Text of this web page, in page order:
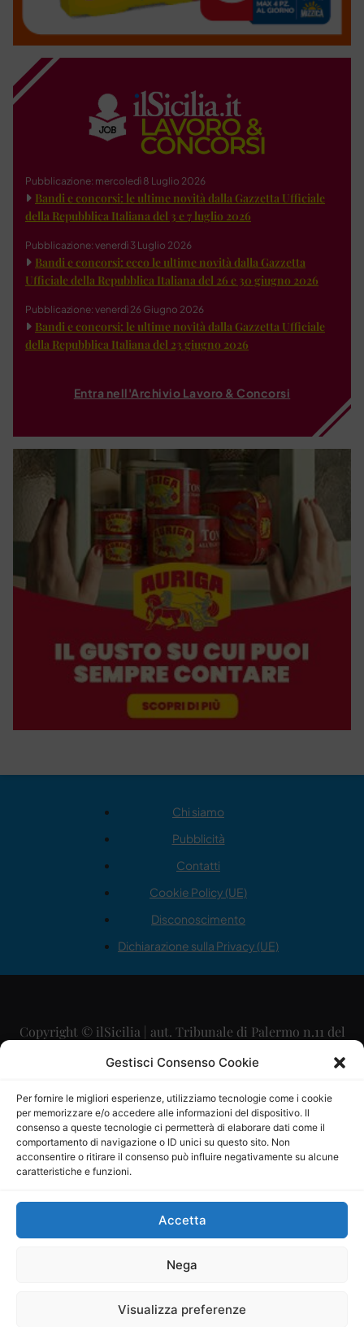
Gestisci Consenso Cookie
Per fornire le migliori esperienze, utilizziamo tecnologie come i cookie
per memorizzare e/o accedere alle informazioni del dispositivo. Il
consenso a queste tecnologie ci permetterà di elaborare dati come il
comportamento di navigazione o ID unici su questo sito. Non
acconsentire o ritirare il consenso può influire negativamente su alcune
caratteristiche e funzioni.
Accetta
Nega
Visualizza preferenze
Pubblicazione: mercoledì 8 Luglio 2026
Bandi e concorsi: le ultime novità dalla Gazzetta Ufficiale
della Repubblica Italiana del 3 e 7 luglio 2026
Pubblicazione: venerdì 3 Luglio 2026
Bandi e concorsi: ecco le ultime novità dalla Gazzetta
Ufficiale della Repubblica Italiana del 26 e 30 giugno 2026
Pubblicazione: venerdì 26 Giugno 2026
Bandi e concorsi: le ultime novità dalla Gazzetta Ufficiale
della Repubblica Italiana del 23 giugno 2026
Entra nell'Archivio Lavoro & Concorsi
Chi siamo
Pubblicità
Contatti
Cookie Policy (UE)
Disconoscimento
Dichiarazione sulla Privacy (UE)
Copyright © ilSicilia | aut. Tribunale di Palermo n.11 del
29/09/2015
Direttore Editoriale: Maurizio Scaglione
Direttore Responsabile: Maria Calabrese
P.IVA: 06334930820
Mercurio Comunicazione Società Cooperativa a r.l. è
iscritta al Registro degli Operatori di Comunicazione al
Sito gestito daLa Digitale srl–info@ladigitale.it